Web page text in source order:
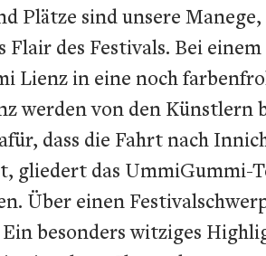
Plätze sind unsere
Flair des Festivals. Bei
in eine noch
werden von den
dass die Fahrt nach
gliedert das UmmiGummi-
Über einen
besonders witziges